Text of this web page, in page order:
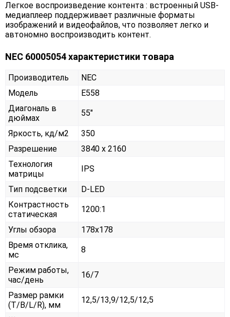
Легкое воспроизведение контента : встроенный USB-
медиаплеер поддерживает различные форматы
изображений и видеофайлов, что позволяет легко и
автономно воспроизводить контент.
NEC 60005054 характеристики товара
Производитель
NEC
Модель
E558
Диагональ в
дюймах
55"
Яркость, кд/м2
350
Разрешение
3840 x 2160
Технология
матрицы
IPS
Тип подсветки
D-LED
Контрастность
статическая
1200:1
Углы обзора
178x178
Время отклика,
мс
8
Режим работы,
час/день
16/7
Размер рамки
(T/B/L/R), мм
12,5/13,9/12,5/12,5